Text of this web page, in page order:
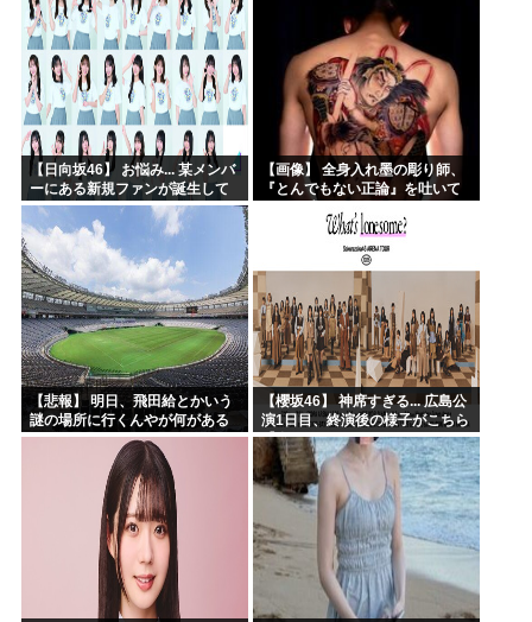
【日向坂46】 お悩み... 某メンバ
ーにある新規ファンが誕生して
いた
【画像】 全身入れ墨の彫り師、
『とんでもない正論』を吐いて
【悲報】 明日、飛田給とかいう
謎の場所に行くんやが何がある
んや????・・・・・・・・・
【櫻坂46】 神席すぎる... 広島公
演1日目、終演後の様子がこちら
【全国ツアー2026 What’s
lonesome?】